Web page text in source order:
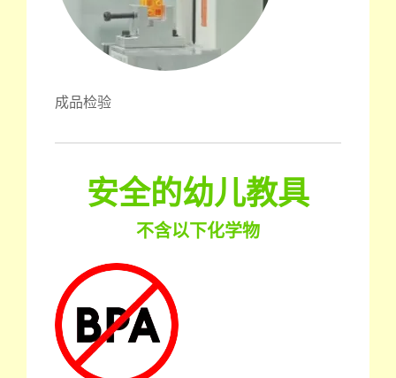
成品检验
安全的幼儿教具
不含以下化学物